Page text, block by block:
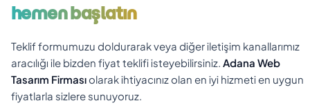
hemen başlatın
Teklif formumuzu doldurarak veya diğer iletişim kanallarımız
aracılığı ile bizden fiyat teklifi isteyebilirsiniz. Adana Web
Tasarım Firmasıolarak ihtiyacınız olan en iyi hizmeti en uygun
fiyatlarla sizlere sunuyoruz.